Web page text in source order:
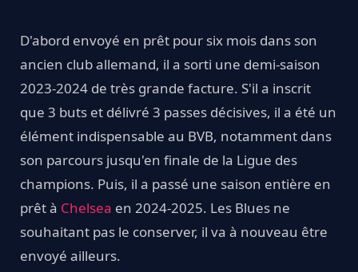
D'abord envoyé en prêt pour six mois dans son
ancien club allemand, il a sorti une demi-saison
2023-2024 de très grande facture. S'il a inscrit
que 3 buts et délivré 3 passes décisives, il a été un
élément indispensable au BVB, notamment dans
son parcours jusqu'en finale de la Ligue des
champions. Puis, il a passé une saison entière en
prêt à Chelsea en 2024-2025. Les Blues ne
souhaitant pas le conserver, il va à nouveau être
envoyé ailleurs.